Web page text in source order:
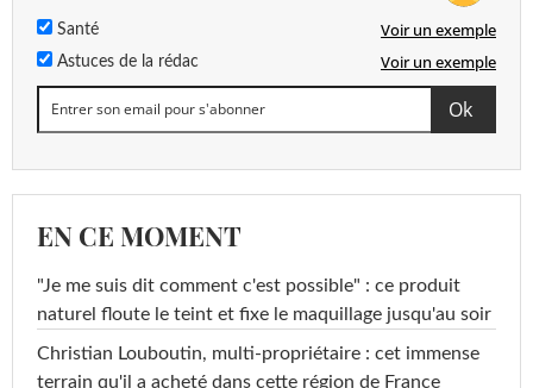
Santé Voir un exemple
Astuces de la rédac Voir un exemple
EN CE MOMENT
"Je me suis dit comment c'est possible" : ce produit
naturel floute le teint et fixe le maquillage jusqu'au soir
Christian Louboutin, multi-propriétaire : cet immense
terrain qu'il a acheté dans cette région de France